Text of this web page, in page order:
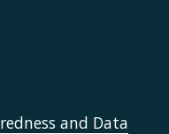
and Data